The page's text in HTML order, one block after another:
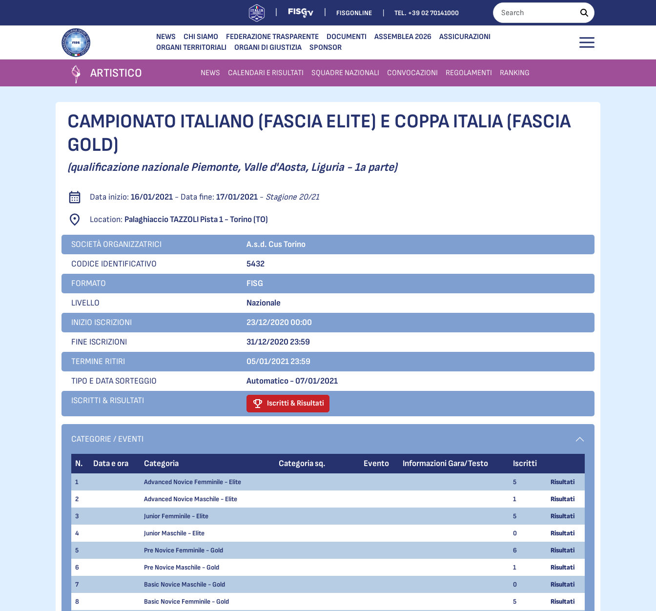
FISGONLINE TEL. +39 02 70141000
NEWS CHI SIAMO FEDERAZIONE TRASPARENTE DOCUMENTI ASSEMBLEA 2026
ASSICURAZIONI
ORGANI TERRITORIALI
ORGANI DI GIUSTIZIA SPONSOR
ARTISTICO NEWS CALENDARI E RISULTATI SQUADRE NAZIONALI CONVOCAZIONI REGOLAMENTI RANKING
CAMPIONATO ITALIANO (FASCIA ELITE) E COPPA ITALIA (FASCIA
GOLD)
(qualificazione nazionale Piemonte, Valle d'Aosta, Liguria - 1a parte)
Data inizio: 16/01/2021 - Data fine: 17/01/2021 - Stagione 20/21
Location: Palaghiaccio TAZZOLI Pista 1 - Torino (TO)
SOCIETÀ ORGANIZZATRICI
A.s.d. Cus Torino
CODICE IDENTIFICATIVO
5432
FORMATO
FISG
LIVELLO
Nazionale
INIZIO ISCRIZIONI
23/12/2020 00:00
FINE ISCRIZIONI
31/12/2020 23:59
TERMINE RITIRI
05/01/2021 23:59
TIPO E DATA SORTEGGIO
Automatico - 07/01/2021
ISCRITTI & RISULTATI
Iscritti & Risultati
CATEGORIE / EVENTI
N. Data e ora Categoria Categoria sq. Evento Informazioni Gara/Testo Iscritti
1 Advanced Novice Femminile - Elite 5 Risultati
2 Advanced Novice Maschile - Elite 1 Risultati
3 Junior Femminile - Elite 5 Risultati
4 Junior Maschile - Elite 0 Risultati
5 Pre Novice Femminile - Gold 6 Risultati
6 Pre Novice Maschile - Gold 1 Risultati
7 Basic Novice Maschile - Gold 0 Risultati
8 Basic Novice Femminile - Gold 5 Risultati